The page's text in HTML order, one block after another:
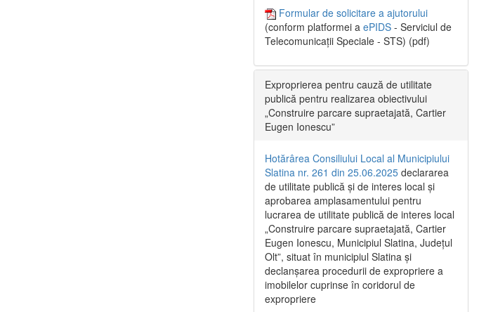
Formular de solicitare a ajutorului
(conform platformei a ePIDS - Serviciul de
Telecomunicații Speciale - STS) (pdf)
Exproprierea pentru cauză de utilitate
publică pentru realizarea obiectivului
„Construire parcare supraetajată, Cartier
Eugen Ionescu”
Hotărârea Consiliului Local al Municipiului
Slatina nr. 261 din 25.06.2025 declararea
de utilitate publică și de interes local și
aprobarea amplasamentului pentru
lucrarea de utilitate publică de interes local
„Construire parcare supraetajată, Cartier
Eugen Ionescu, Municipiul Slatina, Județul
Olt”, situat în municipiul Slatina și
declanșarea procedurii de expropriere a
imobilelor cuprinse în coridorul de
expropriere